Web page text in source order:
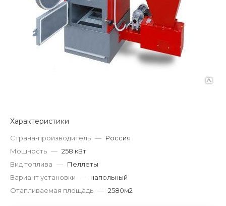
Характеристики
Страна-производитель — Россия
Мощность — 258 кВт
Вид топлива — Пеллеты
Вариант установки — напольный
Отапливаемая площадь — 2580м2